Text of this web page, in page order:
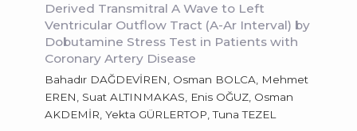
Derived Transmitral A Wave to Left
Ventricular Outflow Tract (A-Ar Interval) by
Dobutamine Stress Test in Patients with
Coronary Artery Disease
Bahadır DAĞDEVİREN, Osman BOLCA, Mehmet
EREN, Suat ALTINMAKAS, Enis OĞUZ, Osman
AKDEMİR, Yekta GÜRLERTOP, Tuna TEZEL